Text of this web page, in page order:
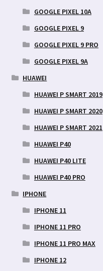
GOOGLE PIXEL 10A
GOOGLE PIXEL 9
GOOGLE PIXEL 9 PRO
GOOGLE PIXEL 9A
HUAWEI
HUAWEI P SMART 2019
HUAWEI P SMART 2020
HUAWEI P SMART 2021
HUAWEI P40
HUAWEI P40 LITE
HUAWEI P40 PRO
IPHONE
IPHONE 11
IPHONE 11 PRO
IPHONE 11 PRO MAX
IPHONE 12